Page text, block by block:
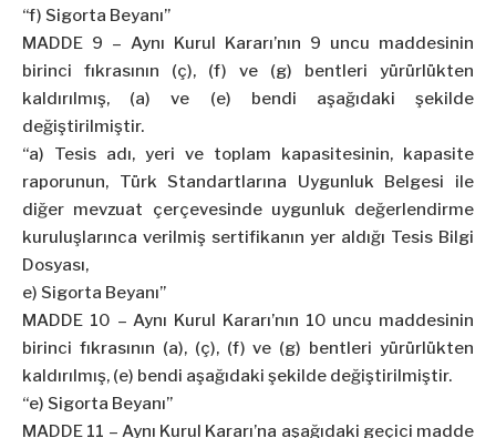
“f) Sigorta Beyanı”
MADDE 9 – Aynı Kurul Kararı’nın 9 uncu maddesinin
birinci fıkrasının (ç), (f) ve (g) bentleri yürürlükten
kaldırılmış, (a) ve (e) bendi aşağıdaki şekilde
değiştirilmiştir.
“a) Tesis adı, yeri ve toplam kapasitesinin, kapasite
raporunun, Türk Standartlarına Uygunluk Belgesi ile
diğer mevzuat çerçevesinde uygunluk değerlendirme
kuruluşlarınca verilmiş sertifikanın yer aldığı Tesis Bilgi
Dosyası,
e) Sigorta Beyanı”
MADDE 10 – Aynı Kurul Kararı’nın 10 uncu maddesinin
birinci fıkrasının (a), (ç), (f) ve (g) bentleri yürürlükten
kaldırılmış, (e) bendi aşağıdaki şekilde değiştirilmiştir.
“e) Sigorta Beyanı”
MADDE 11 – Aynı Kurul Kararı’na aşağıdaki geçici madde